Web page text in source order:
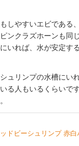
しやすいエビである
ンクラズホーンも同
いれば、水が安定す
ュリンプの水槽にい
る人もいるくらいで
ドビーシュリンプ 赤